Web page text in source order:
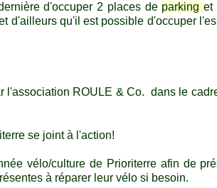
d'occuper 2 places de parking et
d'ailleurs qu'il est possible d'occuper
l'association ROULE & Co. dans le
se joint à l'action!
vélo/culture de Prioriterre afin de
à réparer leur vélo si besoin.